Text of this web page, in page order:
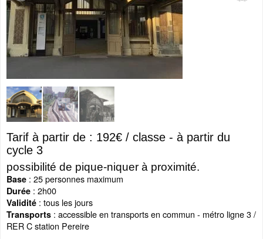
Tarif à partir de : 192€ / classe - à partir du
cycle 3
possibilité de pique-niquer à proximité.
Base : 25 personnes maximum
Durée : 2h00
Validité : tous les jours
Transports : accessible en transports en commun - métro ligne 3 /
RER C station Pereire